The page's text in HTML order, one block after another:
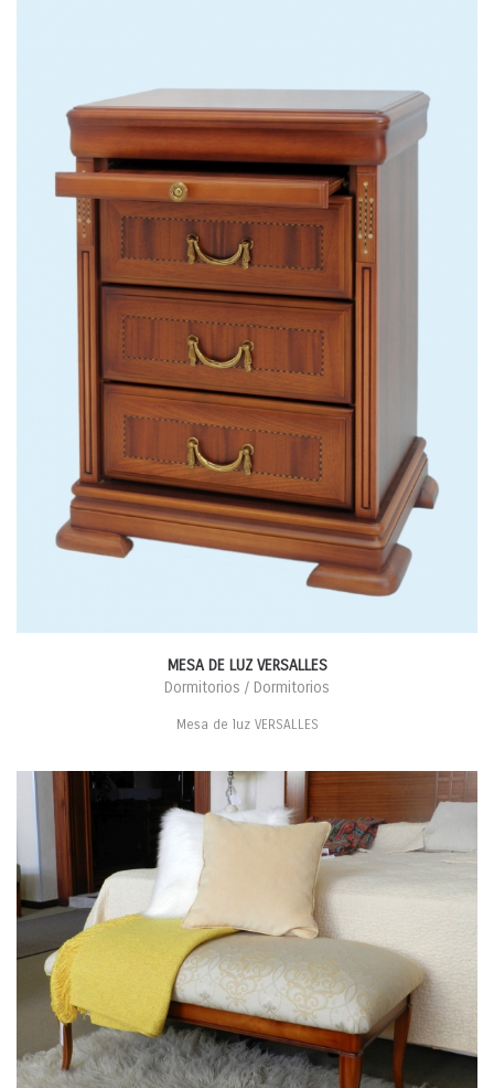
MESA DE LUZ VERSALLES
Dormitorios / Dormitorios
Mesa de luz VERSALLES